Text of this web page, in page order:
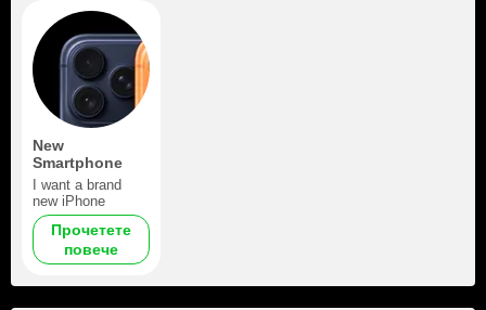
New
Smartphone
I want a brand
new iPhone
Прочетете
повече